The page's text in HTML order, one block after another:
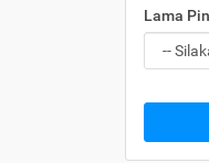
Lama